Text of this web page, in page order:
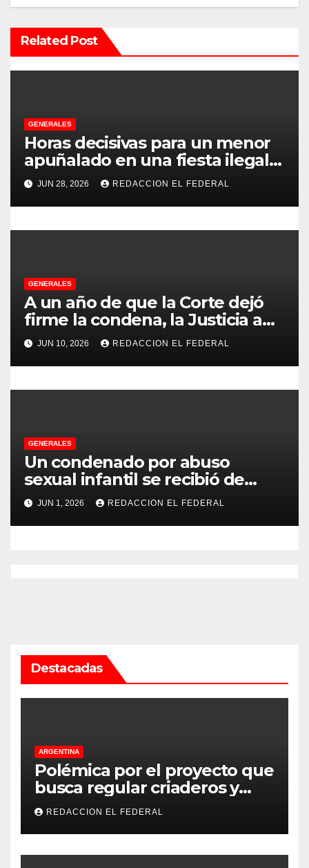
ó
n
e
e
n
t
r
d
a
s
Related Post
GENERALES
Horas decisivas para un menor
apuñalado en una fiesta ilegal
con más de 500 asistentes en
Chilecito
JUN 28, 2026 REDACCION EL FEDERAL
GENERALES
A un año de que la Corte dejó
firme la condena, la Justicia aún
no pudo decomisarle ni un peso
a CFK
JUN 10, 2026 REDACCION EL FEDERAL
GENERALES
Un condenado por abuso
sexual infantil se recibió de
psicopedagogo dentro del
Servicio Penitenciario de La
Rioja
JUN 1, 2026 REDACCION EL FEDERAL
Destacadas
ARGENTINA
Polémica por el proyecto que
busca regular criaderos y
refugios de perros y gatos:
denuncian excesos, mientras
proteccionistas reclaman
controles más duros
REDACCION EL FEDERAL